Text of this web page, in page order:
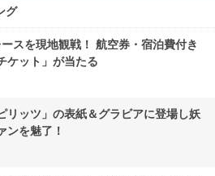
グ
スを現地観戦！ 航空券・宿泊費付き
ケット」が当たる
リッツ」の表紙＆グラビアに登場し妖
ンを魅了！